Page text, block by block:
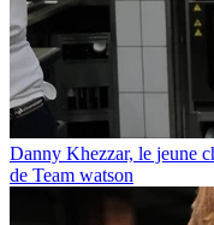
Danny Khezzar, le jeune
de Team watson